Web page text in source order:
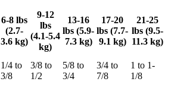
6-8 lbs
(2.7-
3.6 kg)
9-12
lbs
(4.1-5.4
kg)
13-16
lbs (5.9-
7.3 kg)
17-20
lbs (7.7-
9.1 kg)
21-25
lbs (9.5-
11.3 kg)
1/4 to
3/8
3/8 to
1/2
5/8 to
3/4
3/4 to
7/8
1 to 1-
1/8